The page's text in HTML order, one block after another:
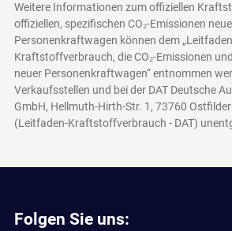
Weitere Informationen zum offiziellen
offiziellen, spezifischen CO₂-Emissionen
Personenkraftwagen können dem
Kraftstoffverbrauch, die CO₂-Emissionen
neuer Personenkraftwagen“ entnommen
Verkaufsstellen und bei der DAT Deutsche
GmbH, Hellmuth-Hirth-Str. 1, 73760
(Leitfaden-Kraftstoffverbrauch - DAT)
Folgen Sie uns: